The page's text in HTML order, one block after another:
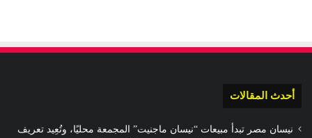
أحدث المقالات
نيسان مصر تبدأ مبيعات “نيسان ماجنيت” المجمعة محليًا، وتُعِيد تعريف